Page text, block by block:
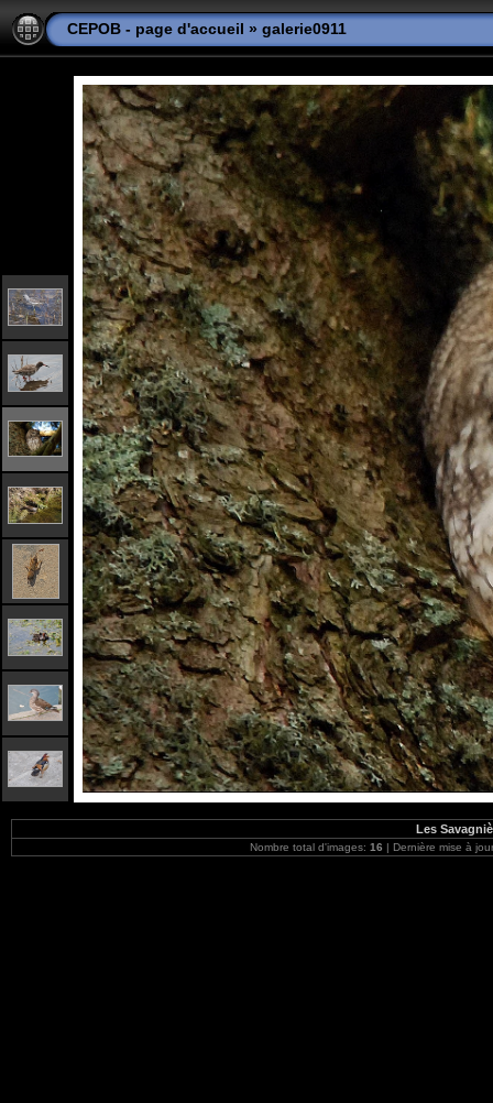
CEPOB - page d'accueil » galerie0911
Les
Nombre total d'images: 16 | Dernière mise à